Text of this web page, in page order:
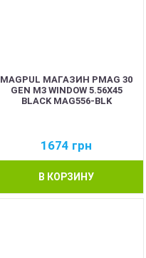
MAGPUL МАГАЗИН PMAG 30
GEN M3 WINDOW 5.56X45
BLACK MAG556-BLK
1674 грн
В КОРЗИНУ